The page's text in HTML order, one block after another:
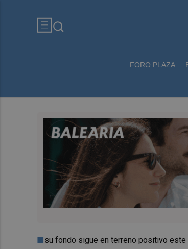
FORO PLAZA
su fondo sigue en terreno positivo este